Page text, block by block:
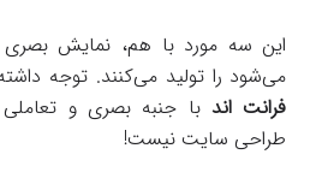
این سه مورد با هم، نمایش بصری
می‌شود را تولید می‌کنند. توجه
فرانت اندبا جنبه بصری و تعاملی
طراحی سایت نیست!